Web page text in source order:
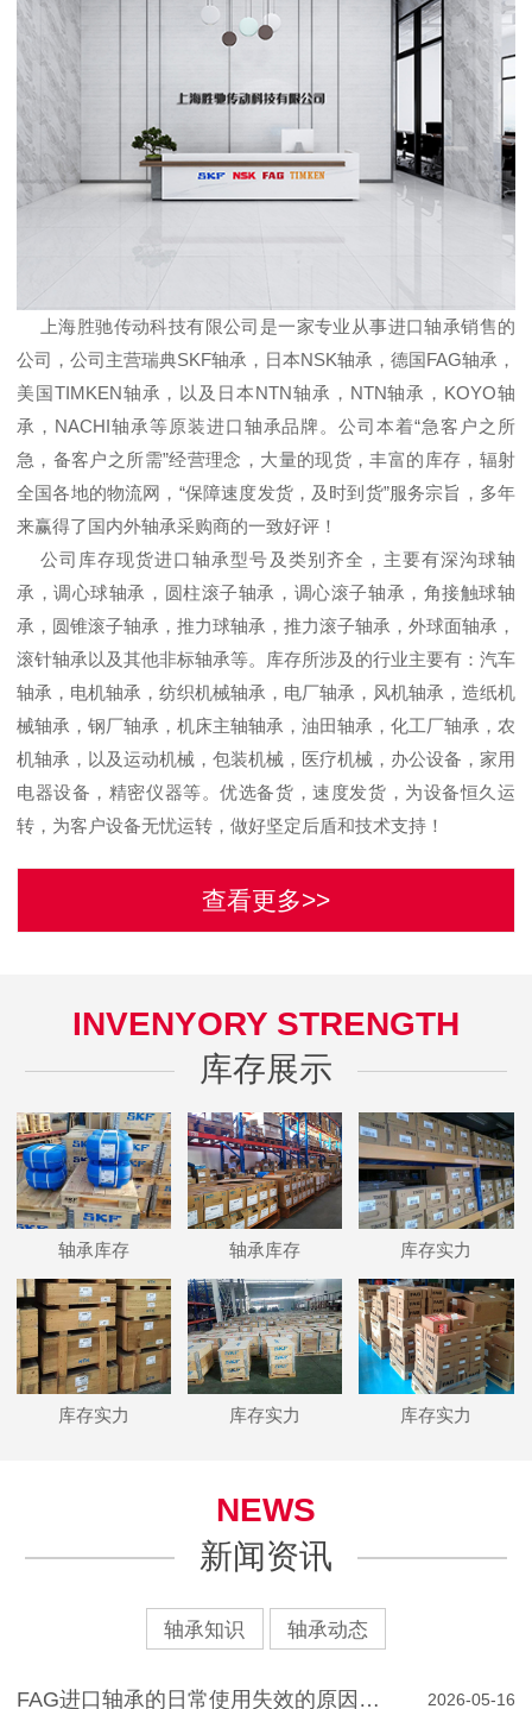
上海胜驰传动科技有限公司是一家专业从事进口轴承销售的
公司，公司主营瑞典SKF轴承，日本NSK轴承，德国FAG轴承，
美国TIMKEN轴承，以及日本NTN轴承，NTN轴承，KOYO轴
承，NACHI轴承等原装进口轴承品牌。公司本着“急客户之所
急，备客户之所需”经营理念，大量的现货，丰富的库存，辐射
全国各地的物流网，“保障速度发货，及时到货”服务宗旨，多年
来赢得了国内外轴承采购商的一致好评！
公司库存现货进口轴承型号及类别齐全，主要有深沟球轴
承，调心球轴承，圆柱滚子轴承，调心滚子轴承，角接触球轴
承，圆锥滚子轴承，推力球轴承，推力滚子轴承，外球面轴承，
滚针轴承以及其他非标轴承等。库存所涉及的行业主要有：汽车
轴承，电机轴承，纺织机械轴承，电厂轴承，风机轴承，造纸机
械轴承，钢厂轴承，机床主轴轴承，油田轴承，化工厂轴承，农
机轴承，以及运动机械，包装机械，医疗机械，办公设备，家用
电器设备，精密仪器等。优选备货，速度发货，为设备恒久运
转，为客户设备无忧运转，做好坚定后盾和技术支持！
查看更多>>
INVENYORY STRENGTH
库存展示
轴承库存 轴承库存 库存实力
库存实力 库存实力 库存实力
NEWS
新闻资讯
轴承知识 轴承动态
FAG进口轴承的日常使用失效的原因分析 2026-05-16